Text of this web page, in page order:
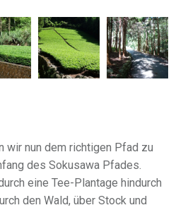
wir nun dem richtigen Pfad zu
des Sokusawa Pfades.
eine Tee-Plantage hindurch
den Wald, über Stock und